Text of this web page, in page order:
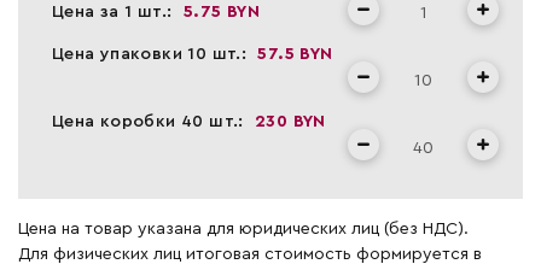
Цена за 1 шт.:
5.75 BYN
Цена упаковки 10 шт.: 57.5 BYN
Цена коробки 40 шт.: 230 BYN
Цена на товар указана для юридических лиц (без НДС).
Для физических лиц итоговая стоимость формируется в